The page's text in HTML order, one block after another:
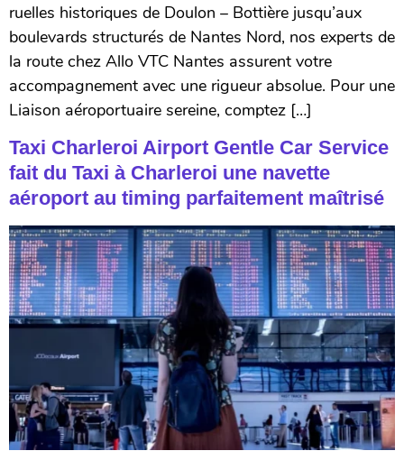
ruelles historiques de Doulon – Bottière jusqu’aux
boulevards structurés de Nantes Nord, nos experts de
la route chez Allo VTC Nantes assurent votre
accompagnement avec une rigueur absolue. Pour une
Liaison aéroportuaire sereine, comptez […]
Taxi Charleroi Airport Gentle Car Service
fait du Taxi à Charleroi une navette
aéroport au timing parfaitement maîtrisé